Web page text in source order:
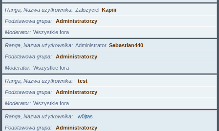
Ranga, Nazwa użytkownika Założyciel Kapiii
Podstawowa grupa
Administratorzy
Moderator
Wszystkie fora
Ranga, Nazwa użytkownika Administrator Sebastian440
Podstawowa grupa
Administratorzy
Moderator
Wszystkie fora
Ranga, Nazwa użytkownika
test
Podstawowa grupa
Administratorzy
Moderator
Wszystkie fora
Ranga, Nazwa użytkownika
w0jtas
Podstawowa grupa
Administratorzy